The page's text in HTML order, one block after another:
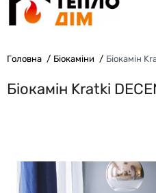
Головна Біокаміни Біокамін
Біокамін Kratki